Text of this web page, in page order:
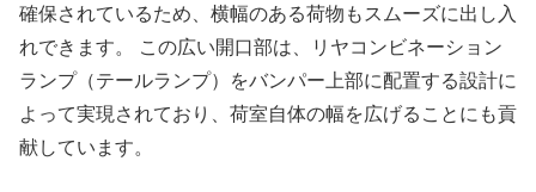
確保されているため、横幅のある荷物もスムーズに出し入
れできます。 この広い開口部は、リヤコンビネーション
ランプ（テールランプ）をバンパー上部に配置する設計に
よって実現されており、荷室自体の幅を広げることにも貢
献しています。